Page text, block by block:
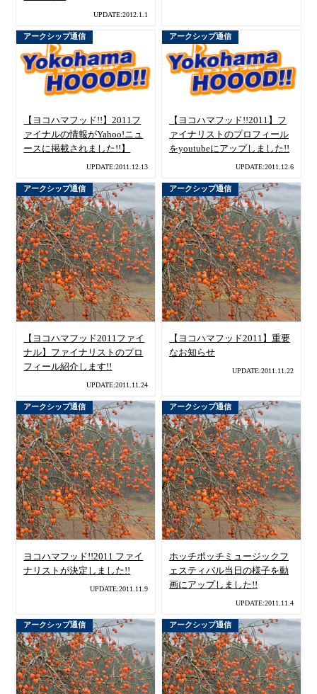
UPDATE:2012.1.1
アークシップ通信
【ヨコハマフッド!!】2011フ
ァイナルの情報がYahoo!ニュ
ースに掲載されました!!】
UPDATE:2011.12.13
アークシップ通信
【ヨコハマフッド!!2011】フ
ァイナリストのプロフィール
をyoutubeにアップしました!!
UPDATE:2011.12.6
アークシップ通信
【ヨコハマフッド2011ファイ
ナル】ファイナリストのプロ
フィール紹介します!!
UPDATE:2011.11.24
アークシップ通信
【ヨコハマフッド2011】重要
なお知らせ
UPDATE:2011.11.22
アークシップ通信
ヨコハマフッド!!2011 ファイ
ナリストが決定しました!!
UPDATE:2011.11.9
アークシップ通信
ホッチポッチミュージックフ
ェスティバル当日の様子を動
画にアップしました!!
UPDATE:2011.11.4
アークシップ通信 アークシップ通信